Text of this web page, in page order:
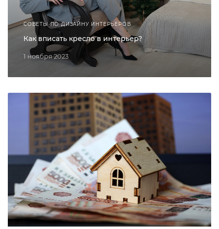
СОВЕТЫ ПО ДИЗАЙНУ ИНТЕРЬЕРОВ
1 ноября 2023
Как вписать кресло в интерьер?